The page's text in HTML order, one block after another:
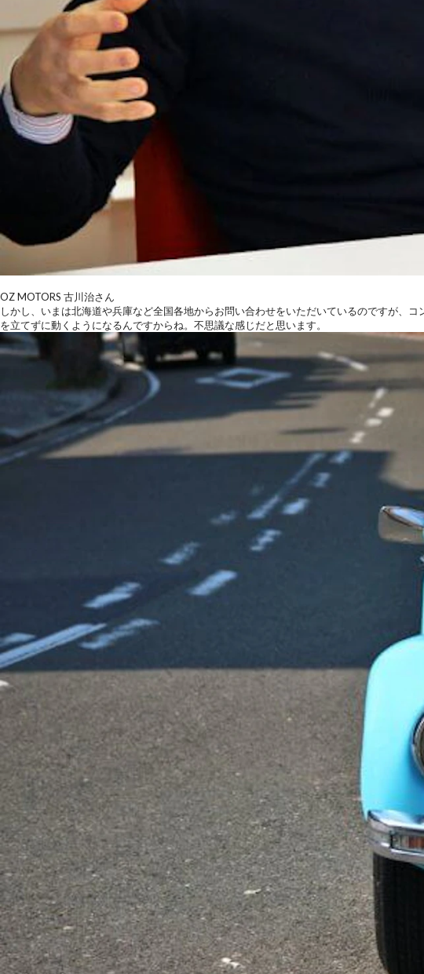
OZ MOTORS 古川治さん
しかし、いまは北海道や兵庫など全国各地からお問い合わせをいただいているのですが、
を立てずに動くようになるんですからね。不思議な感じだと思います。